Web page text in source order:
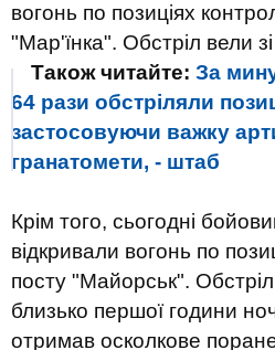
вогонь по позиціях
"Мар'їнка". Обстріл вели зі
Також читайте: За
64 рази обстріляли
застосовуючи важку
гранатомети, - штаб
Крім того, сьогодні
відкривали вогонь по
посту "Майорськ". Обстріл
близько першої години
отримав осколкове